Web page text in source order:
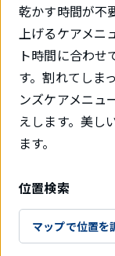
乾かす時間が不
上げるケアメニ
ト時間に合わせ
す。割れてしま
ンズケアメニュ
えします。美し
ます。
位置検索
マップで位置を